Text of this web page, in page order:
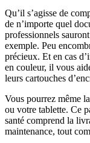
Qu’il s’agisse de
de n’importe quel
professionnels
exemple. Peu
précieux. Et en cas
en couleur, il vous
leurs cartouches
Vous pourrez même
ou votre tablette. Ce
santé comprend la
maintenance, tout